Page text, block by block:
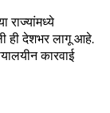
राज्यांमध्ये
ही देशभर लागू आहे.
कारवाई